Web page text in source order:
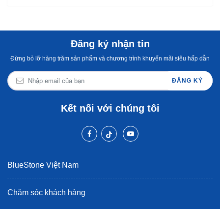
Đăng ký nhận tin
Đừng bỏ lỡ hàng trăm sản phẩm và chương trình khuyến mãi siêu hấp dẫn
ĐĂNG KÝ
Kết nối với chúng tôi
BlueStone Việt Nam
Chăm sóc khách hàng